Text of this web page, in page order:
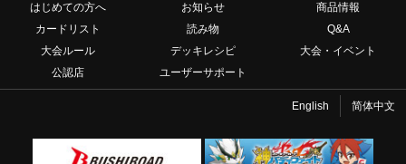
はじめての方へ お知らせ
商品情報
カードリスト
読み物
Q&A
大会ルール
デッキレシピ
大会・イベント
公認店
ユーザーサポート
English 简体中文